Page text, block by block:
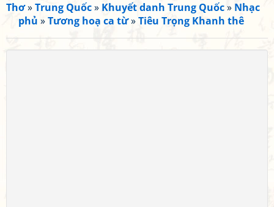
Thơ»Trung Quốc» Khuyết danh Trung Quốc» Nhạc
phủ »Tương hoạ ca từ»Tiêu Trọng Khanh thê